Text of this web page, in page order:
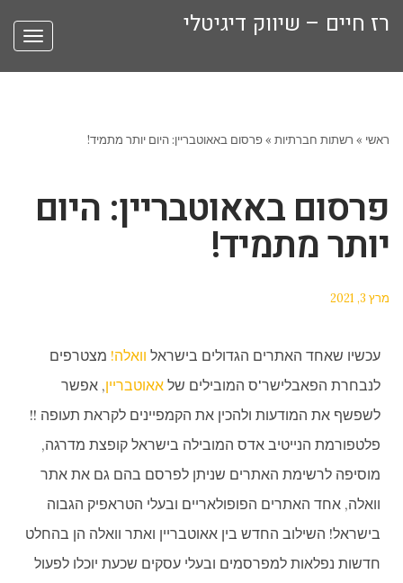
רז חיים – שיווק דיגיטלי
ראשי » רשתות חברתיות »פרסום באאוטבריין: היום יותר מתמיד!
פרסום באאוטבריין: היום
יותר מתמיד!
מרץ 3, 2021
עכשיו שאחד האתרים הגדולים בישראל וואלה! מצטרפים
לנבחרת הפאבלישר'ס המובילים של אאוטבריין, אפשר
לשפשף את המודעות ולהכין את הקמפיינים לקראת תעופה !!
פלטפורמת הנייטיב אדס המובילה בישראל קופצת מדרגה,
מוסיפה לרשימת האתרים שניתן לפרסם בהם גם את אתר
וואלה, אחד האתרים הפופולאריים ובעלי הטראפיק הגבוה
בישראל! השילוב החדש בין אאוטבריין ואתר וואלה הן בהחלט
חדשות נפלאות למפרסמים ובעלי עסקים שכעת יוכלו לפעול